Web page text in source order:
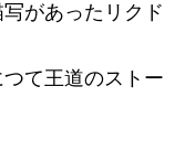
があったリクド
て王道のストー